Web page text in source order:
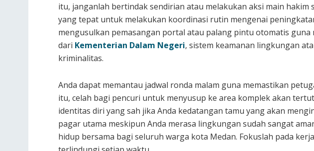
itu, janganlah bertindak sendirian atau melakukan aksi main
yang tepat untuk melakukan koordinasi rutin mengenai
mengusulkan pemasangan portal atau palang pintu otomatis
dari Kementerian Dalam Negeri, sistem keamanan lingkungan
kriminalitas.
Anda dapat memantau jadwal ronda malam guna memastikan
itu, celah bagi pencuri untuk menyusup ke area komplek akan
identitas diri yang sah jika Anda kedatangan tamu yang akan
pagar utama meskipun Anda merasa lingkungan sudah sangat
hidup bersama bagi seluruh warga kota Medan. Fokuslah pada